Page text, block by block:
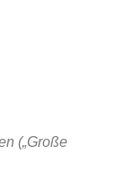
(„Große